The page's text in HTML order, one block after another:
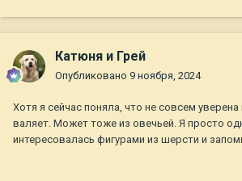
Катюня и Грей
Опубликовано 9 ноября, 2024
Хотя я сейчас поняла, что не совсем
валяет. Может тоже из овечьей. Я просто
интересовалась фигурами из шерсти и